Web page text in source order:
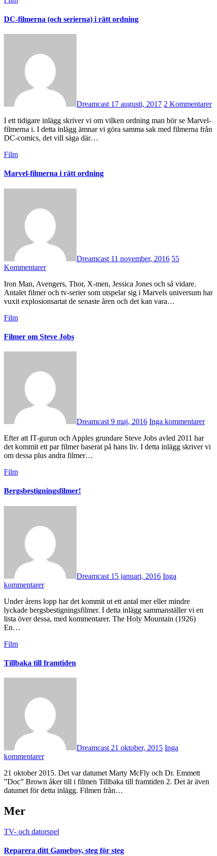
DC-filmerna (och serierna) i rätt ordning
Dreamcast 17 augusti, 2017 2 Kommentarer
I ett tidigare inlägg skriver vi om vilken ordning man bör se Marvel-
filmerna i. I detta inlägg ämnar vi göra samma sak med filmerna från
DC-comics, det vill säga där…
Film
Marvel-filmerna i rätt ordning
Dreamcast 11 november, 2016 55
Kommentarer
Iron Man, Avengers, Thor, X-men, Jessica Jones och så vidare.
Antalet filmer och tv-serier som utspelar sig i Marvels universum har
vuxit explosionsartat de senaste åren och det kan vara…
Film
Filmer om Steve Jobs
Dreamcast 9 maj, 2016 Inga kommentarer
Efter att IT-gurun och Apples grundare Steve Jobs avled 2011 har
det kommit ett par filmer baserat på hans liv. I detta inlägg skriver vi
om dessa plus andra filmer…
Film
Bergsbestigningsfilmer!
Dreamcast 15 januari, 2016 Inga
kommentarer
Under årens lopp har det kommit ut ett antal mer eller mindre
lyckade bergsbestigningsfilmer. I detta inlägg sammanställer vi en
lista över dessa, med kommentarer. The Holy Mountain (1926)
En…
Film
Tillbaka till framtiden
Dreamcast 21 oktober, 2015 Inga
kommentarer
21 oktober 2015. Det var datumet Marty McFly och Dr. Emmett
”Doc” Brown åker till i filmen Tillbaka till framtiden 2. Det är även
datumet för detta inlägg. Filmen från…
Mer
TV- och datorspel
Reparera ditt Gameboy, steg för steg